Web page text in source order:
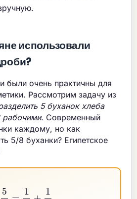
использовали
были очень практичны для
Рассмотрим задачу из
5 буханок хлеба
. Современный
каждому, но как
5/8 буханки? Египетское
5 12 8